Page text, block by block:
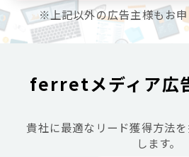
※上記以外の広告主様もお申
ferretメディア広
貴社に最適なリード獲得方法
します。